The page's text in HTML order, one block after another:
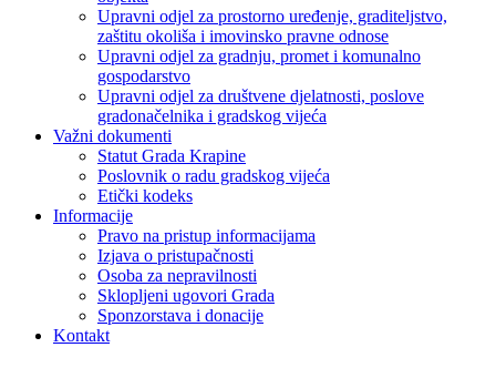
Upravni odjel za prostorno uređenje, graditeljstvo,
zaštitu okoliša i imovinsko pravne odnose
Upravni odjel za gradnju, promet i komunalno
gospodarstvo
Upravni odjel za društvene djelatnosti, poslove
gradonačelnika i gradskog vijeća
Važni dokumenti
Statut Grada Krapine
Poslovnik o radu gradskog vijeća
Etički kodeks
Informacije
Pravo na pristup informacijama
Izjava o pristupačnosti
Osoba za nepravilnosti
Sklopljeni ugovori Grada
Sponzorstava i donacije
Kontakt